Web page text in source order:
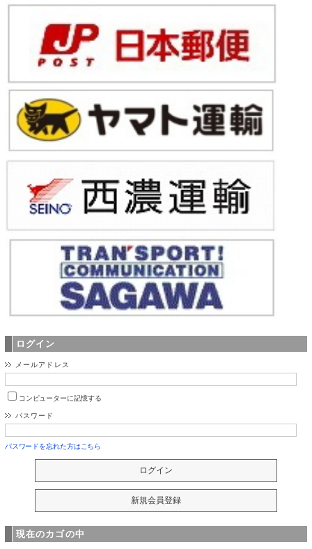
ログイン
メールアドレス
コンピューターに記憶する
パスワード
パスワードを忘れた方はこちら
現在のカゴの中